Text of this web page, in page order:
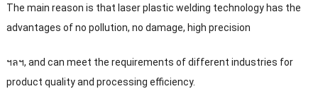
The main reason is that laser plastic welding technology has the
advantages of no pollution, no damage, high precision
ฯลฯ, and can meet the requirements of different industries for
product quality and processing efficiency.